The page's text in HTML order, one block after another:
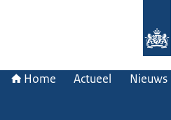
Home Actueel Nieuws